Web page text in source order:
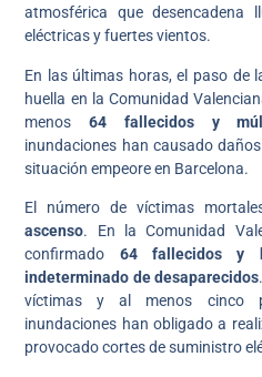
atmosférica que desencadena
eléctricas y fuertes vientos.
En las últimas horas, el paso de
huella en la Comunidad
menos64 fallecidos y
inundaciones han causado
situación empeore en Barcelona.
El número de víctimas
ascenso. En la Comunidad
confirmado 64 fallecidos y
indeterminado de desaparecidos
víctimas y al menos cinco
inundaciones han obligado a
provocado cortes de suministro